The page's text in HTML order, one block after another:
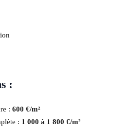
:
: 600 €/m²
: 1 000 à 1 800 €/m²